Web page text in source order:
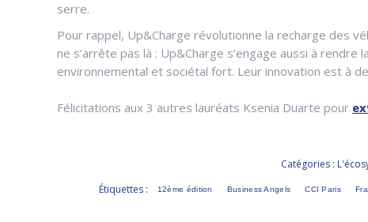
serre.
Pour rappel, Up&Charge révolutionne la recharge des
ne s’arrête pas là : Up&Charge s’engage aussi à
environnemental et sociétal fort. Leur innovation est à
Félicitations aux 3 autres lauréats Ksenia Duarte pour
Catégories :
Étiquettes :
12ème édition Business Angels CCI Paris